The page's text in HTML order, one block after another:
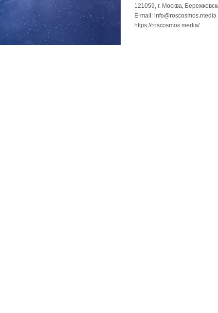
121059, г. Москва,
E-mail: info@roscosmos.media
https://roscosmos.media/